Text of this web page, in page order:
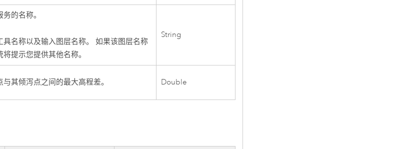
的名称。
具名称以及输入图层名称。 如果该图层名称
提示您提供其他名称。
String
其倾泻点之间的最大高程差。 Double